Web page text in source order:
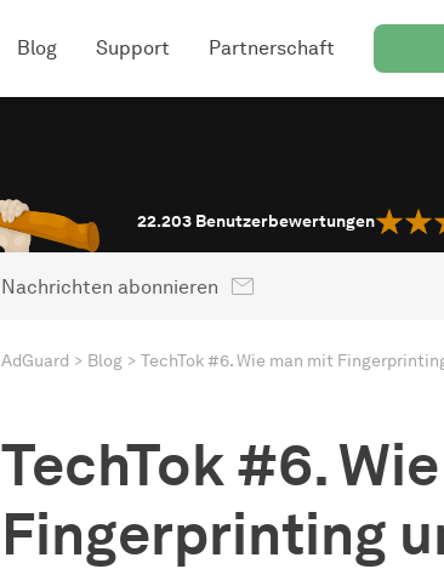
Blog Support Partnerschaft
22.203 Benutzerbewertungen
Nachrichten abonnieren
AdGuard Blog TechTok #6. Wie man mit
TechTok #6.
Fingerprinting